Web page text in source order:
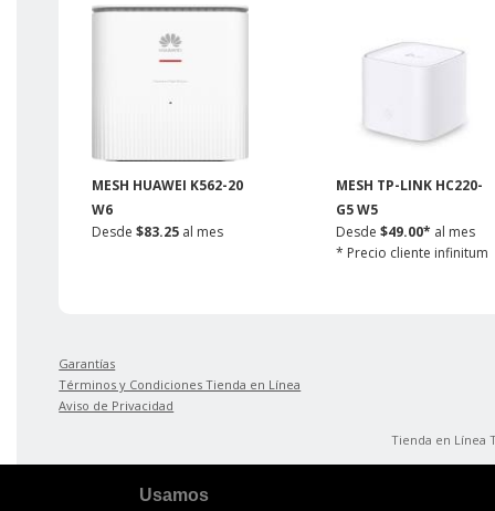
MESH HUAWEI K562-20
W6
Desde$83.25 al mes
MESH TP-LINK HC220-
G5 W5
Desde$49.00* al mes
* Precio cliente infinitum
Garantías
Términos y Condiciones Tienda en Línea
Aviso de Privacidad
Tienda en Línea
Usamos